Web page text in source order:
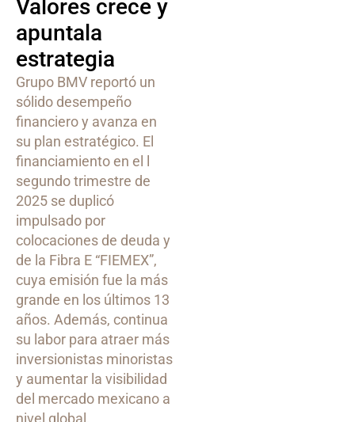
Valores crece y
apuntala
estrategia
Grupo BMV reportó un
sólido desempeño
financiero y avanza en
su plan estratégico. El
financiamiento en el l
segundo trimestre de
2025 se duplicó
impulsado por
colocaciones de deuda y
de la Fibra E “FIEMEX”,
cuya emisión fue la más
grande en los últimos 13
años. Además, continua
su labor para atraer más
inversionistas minoristas
y aumentar la visibilidad
del mercado mexicano a
nivel global.